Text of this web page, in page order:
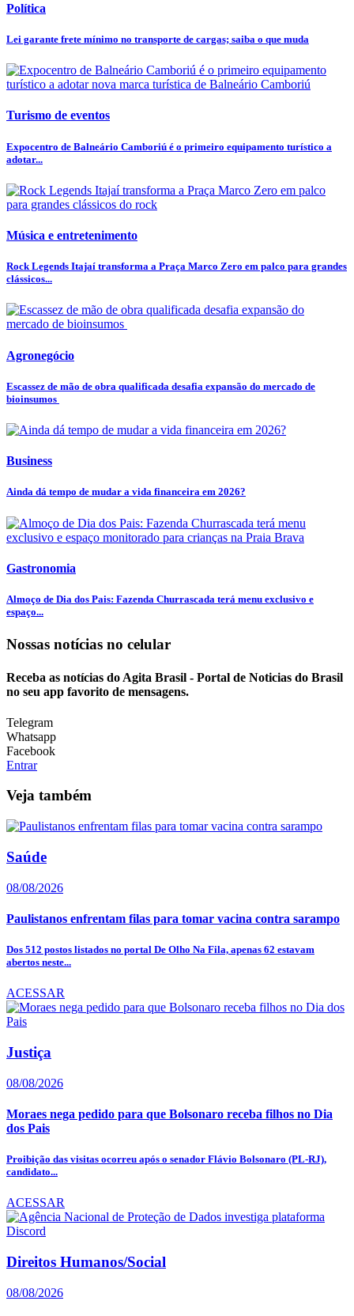
Política
Lei garante frete mínimo no transporte de cargas; saiba o que muda
Turismo de eventos
Expocentro de Balneário Camboriú é o primeiro equipamento turístico a
adotar...
Música e entretenimento
Rock Legends Itajaí transforma a Praça Marco Zero em palco para grandes
clássicos...
Agronegócio
Escassez de mão de obra qualificada desafia expansão do mercado de
bioinsumos
Business
Ainda dá tempo de mudar a vida financeira em 2026?
Gastronomia
Almoço de Dia dos Pais: Fazenda Churrascada terá menu exclusivo e
espaço...
Nossas notícias no celular
Receba as notícias do Agita Brasil - Portal de Noticias do Brasil
no seu app favorito de mensagens.
Telegram
Whatsapp
Facebook
Entrar
Veja também
Saúde
08/08/2026
Paulistanos enfrentam filas para tomar vacina contra sarampo
Dos 512 postos listados no portal De Olho Na Fila, apenas 62 estavam
abertos neste...
ACESSAR
Justiça
08/08/2026
Moraes nega pedido para que Bolsonaro receba filhos no Dia
dos Pais
Proibição das visitas ocorreu após o senador Flávio Bolsonaro (PL-RJ),
candidato...
ACESSAR
Direitos Humanos/Social
08/08/2026